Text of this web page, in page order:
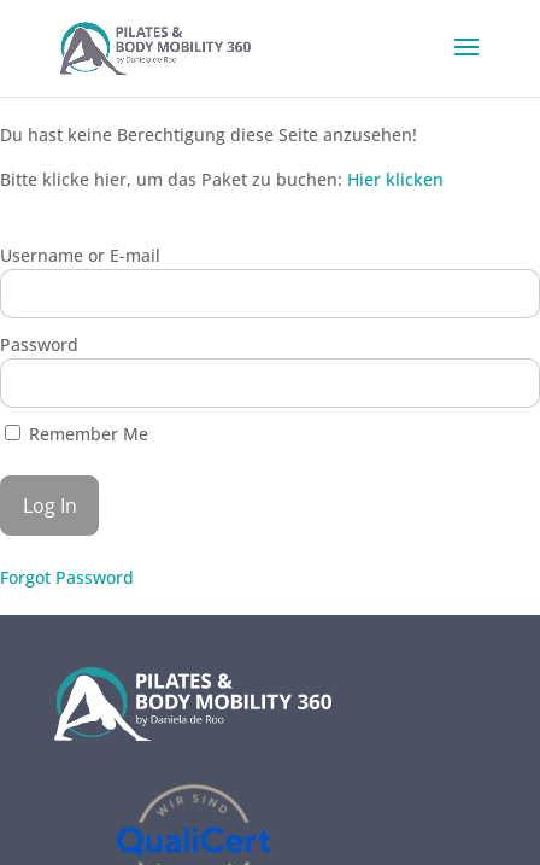
Du hast keine Berechtigung diese Seite anzusehen!
Bitte klicke hier, um das Paket zu buchen: Hier klicken
Username or E-mail
Password
Remember Me
Forgot Password